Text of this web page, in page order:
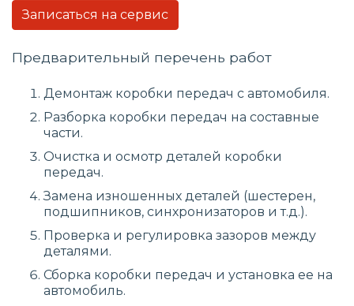
Записаться на сервис
Предварительный перечень работ
Демонтаж коробки передач с автомобиля.
Разборка коробки передач на составные
части.
Очистка и осмотр деталей коробки
передач.
Замена изношенных деталей (шестерен,
подшипников, синхронизаторов и т.д.).
Проверка и регулировка зазоров между
деталями.
Сборка коробки передач и установка ее на
автомобиль.